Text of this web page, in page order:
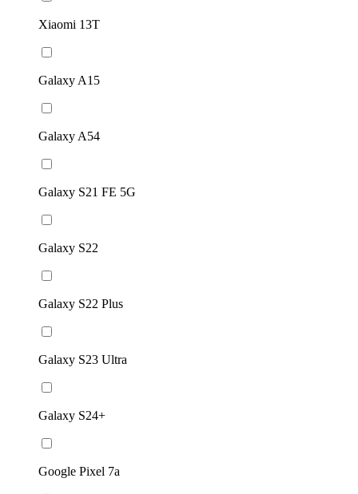
Xiaomi 13T
Galaxy A15
Galaxy A54
Galaxy S21 FE 5G
Galaxy S22
Galaxy S22 Plus
Galaxy S23 Ultra
Galaxy S24+
Google Pixel 7a